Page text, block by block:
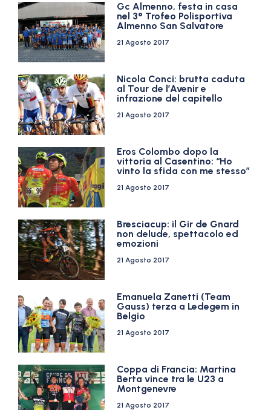
Gc Almenno, festa in casa
nel 3° Trofeo Polisportiva
Almenno San Salvatore
21 Agosto 2017
Nicola Conci: brutta caduta
al Tour de l’Avenir e
infrazione del capitello
21 Agosto 2017
Eros Colombo dopo la
vittoria al Casentino: “Ho
vinto la sfida con me stesso”
21 Agosto 2017
Bresciacup: il Gir de Gnard
non delude, spettacolo ed
emozioni
21 Agosto 2017
Emanuela Zanetti (Team
Gauss) terza a Ledegem in
Belgio
21 Agosto 2017
Coppa di Francia: Martina
Berta vince tra le U23 a
Montgenevre
21 Agosto 2017